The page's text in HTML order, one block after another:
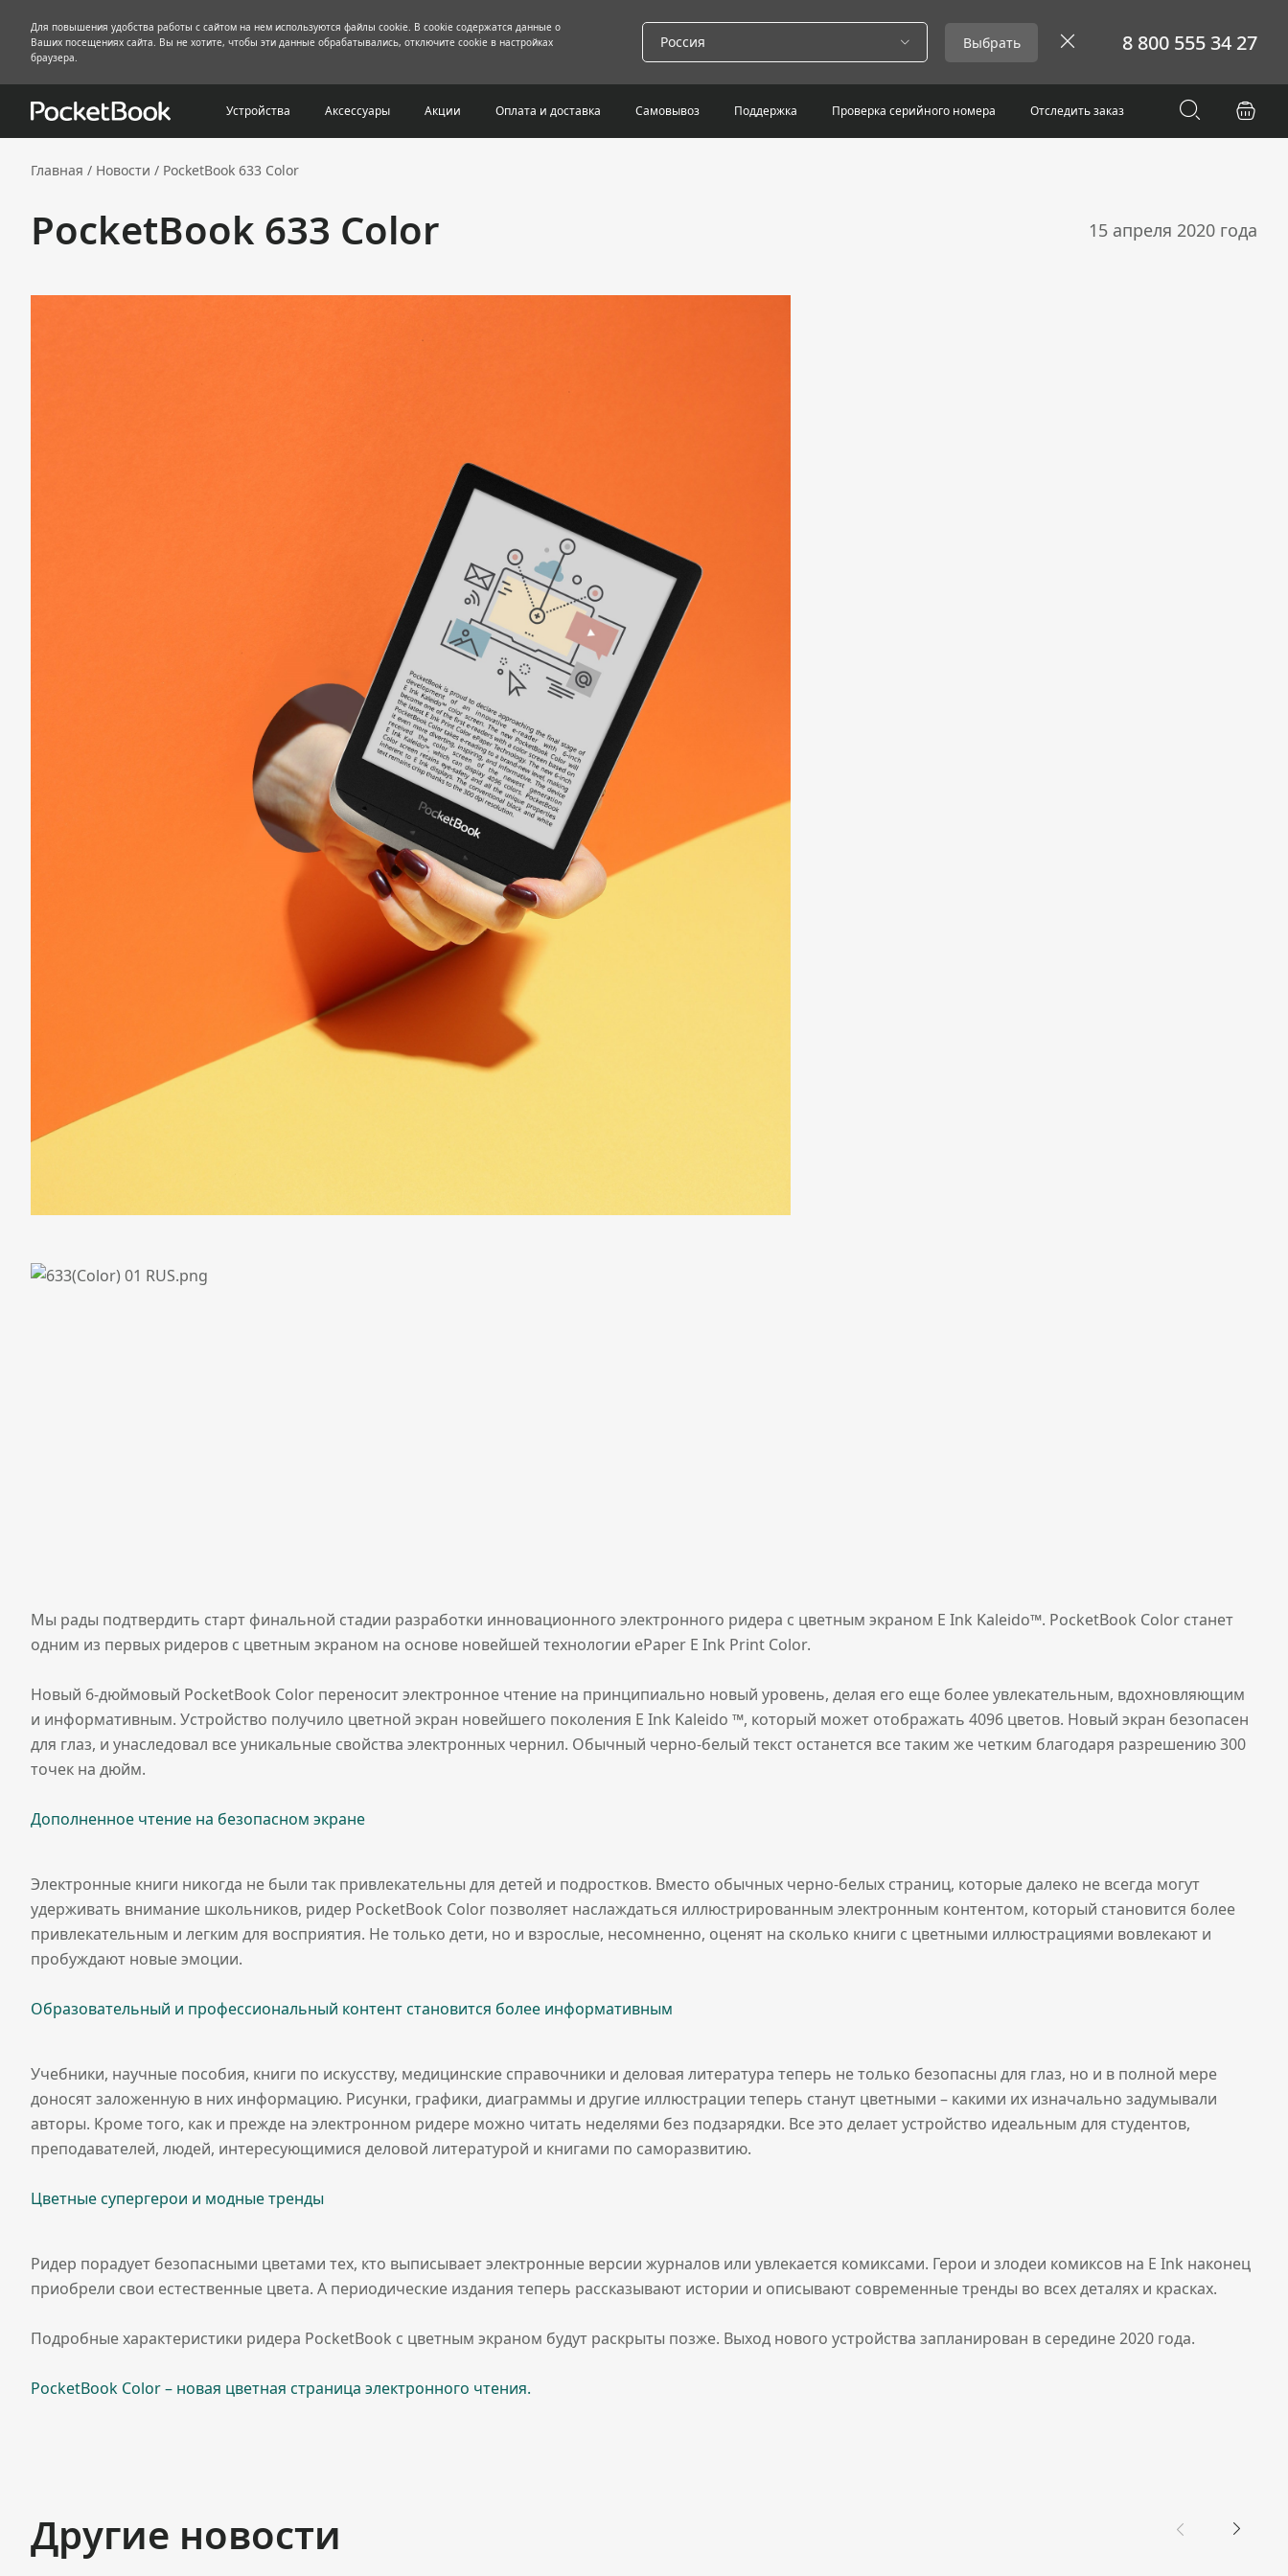
Для повышения удобства работы с сайтом на нем используются файлы cookie. В cookie содержатся данные о
Ваших посещениях сайта. Вы не хотите, чтобы эти данные обрабатывались, отключите cookie в настройках
браузера.
Россия Выбрать 8 800 555 34 27
Устройства Аксессуары Акции Оплата и доставка Самовывоз Поддержка Проверка серийного номера Отследить заказ
Главная / Новости / PocketBook 633 Color
PocketBook 633 Color 15 апреля 2020 года
Мы рады подтвердить старт финальной стадии разработки инновационного электронного ридера с цветным экраном E Ink Kaleido™. PocketBook Color станет
одним из первых ридеров с цветным экраном на основе новейшей технологии ePaper E Ink Print Color.
Новый 6-дюймовый PocketBook Color переносит электронное чтение на принципиально новый уровень, делая его еще более увлекательным, вдохновляющим
и информативным. Устройство получило цветной экран новейшего поколения E Ink Kaleido ™, который может отображать 4096 цветов. Новый экран безопасен
для глаз, и унаследовал все уникальные свойства электронных чернил. Обычный черно-белый текст останется все таким же четким благодаря разрешению 300
точек на дюйм.
Дополненное чтение на безопасном экране
Электронные книги никогда не были так привлекательны для детей и подростков. Вместо обычных черно-белых страниц, которые далеко не всегда могут
удерживать внимание школьников, ридер PocketBook Color позволяет наслаждаться иллюстрированным электронным контентом, который становится более
привлекательным и легким для восприятия. Не только дети, но и взрослые, несомненно, оценят на сколько книги с цветными иллюстрациями вовлекают и
пробуждают новые эмоции.
Образовательный и профессиональный контент становится более информативным
Учебники, научные пособия, книги по искусству, медицинские справочники и деловая литература теперь не только безопасны для глаз, но и в полной мере
доносят заложенную в них информацию. Рисунки, графики, диаграммы и другие иллюстрации теперь станут цветными – какими их изначально задумывали
авторы. Кроме того, как и прежде на электронном ридере можно читать неделями без подзарядки. Все это делает устройство идеальным для студентов,
преподавателей, людей, интересующимися деловой литературой и книгами по саморазвитию.
Цветные супергерои и модные тренды
Ридер порадует безопасными цветами тех, кто выписывает электронные версии журналов или увлекается комиксами. Герои и злодеи комиксов на E Ink наконец
приобрели свои естественные цвета. А периодические издания теперь рассказывают истории и описывают современные тренды во всех деталях и красках.
Подробные характеристики ридера PocketBook с цветным экраном будут раскрыты позже. Выход нового устройства запланирован в середине 2020 года.
PocketBook Color – новая цветная страница электронного чтения.
Другие новости